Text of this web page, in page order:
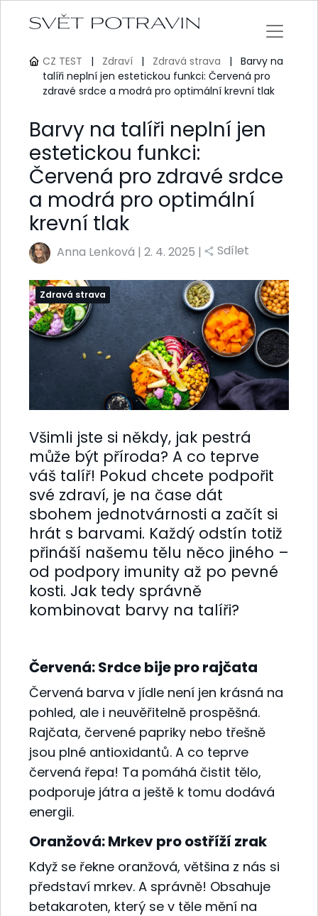
CZ TEST | Zdraví | Zdravá strava |
Barvy na
talíři neplní jen estetickou funkci: Červená pro
zdravé srdce a modrá pro optimální krevní tlak
Barvy na talíři neplní jen
estetickou funkci:
Červená pro zdravé srdce
a modrá pro optimální
krevní tlak
Anna Lenková | 2. 4. 2025 | Sdílet
Zdravá strava
Všimli jste si někdy, jak pestrá
může být příroda? A co teprve
váš talíř! Pokud chcete podpořit
své zdraví, je na čase dát
sbohem jednotvárnosti a začít si
hrát s barvami. Každý odstín totiž
přináší našemu tělu něco jiného –
od podpory imunity až po pevné
kosti. Jak tedy správně
kombinovat barvy na talíři?
Červená: Srdce bije pro rajčata
Červená barva v jídle není jen krásná na
pohled, ale i neuvěřitelně prospěšná.
Rajčata, červené papriky nebo třešně
jsou plné antioxidantů. A co teprve
červená řepa! Ta pomáhá čistit tělo,
podporuje játra a ještě k tomu dodává
energii.
Oranžová: Mrkev pro ostříží zrak
Když se řekne oranžová, většina z nás si
představí mrkev. A správně! Obsahuje
betakaroten, který se v těle mění na